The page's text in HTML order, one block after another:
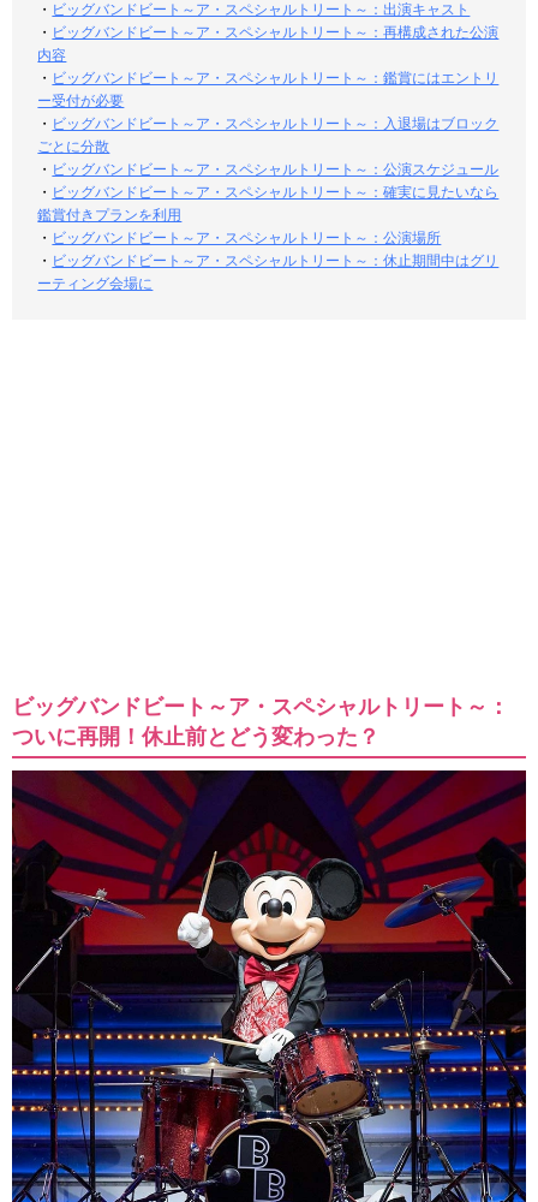
・ ビッグバンドビート～ア・スペシャルトリート～：出演キャスト
・ ビッグバンドビート～ア・スペシャルトリート～：再構成された公演
内容
・ ビッグバンドビート～ア・スペシャルトリート～：鑑賞にはエントリ
ー受付が必要
・ ビッグバンドビート～ア・スペシャルトリート～：入退場はブロック
ごとに分散
・ ビッグバンドビート～ア・スペシャルトリート～：公演スケジュール
・ ビッグバンドビート～ア・スペシャルトリート～：確実に見たいなら
鑑賞付きプランを利用
・ ビッグバンドビート～ア・スペシャルトリート～：公演場所
・ ビッグバンドビート～ア・スペシャルトリート～：休止期間中はグリ
ーティング会場に
ビッグバンドビート～ア・スペシャルトリート～：
ついに再開！休止前とどう変わった？